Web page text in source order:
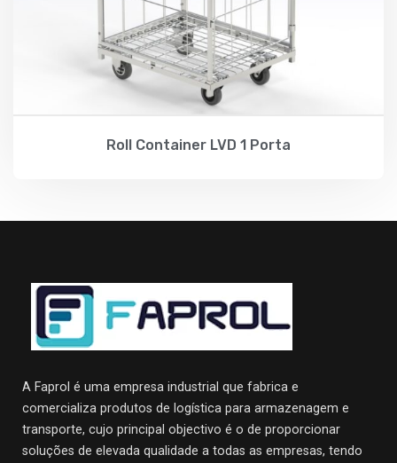
Roll Container LVD 1 Porta
A Faprol é uma empresa industrial que fabrica e
comercializa produtos de logística para armazenagem e
transporte, cujo principal objectivo é o de proporcionar
soluções de elevada qualidade a todas as empresas, tendo